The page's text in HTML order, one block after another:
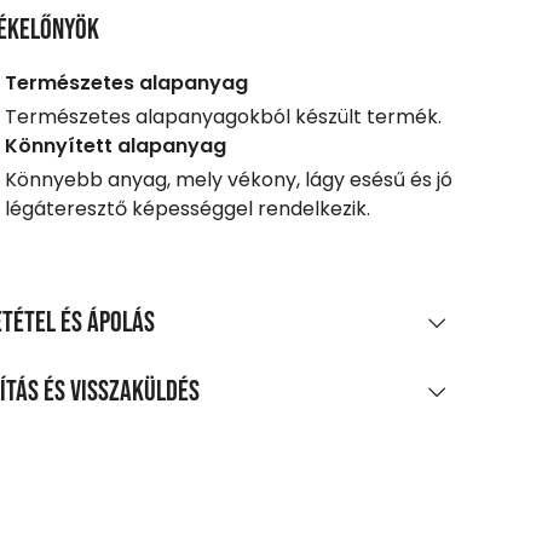
Természetes alapanyag
Természetes alapanyagokból készült termék.
Könnyített alapanyag
Könnyebb anyag, mely vékony, lágy esésű és jó
légáteresztő képességgel rendelkezik.
és ápolás
és visszaküldés